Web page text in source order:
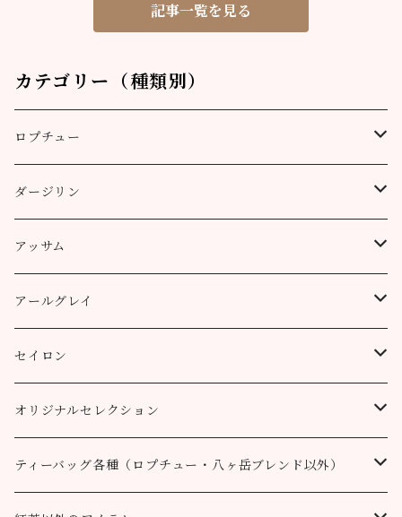
記事一覧を見る
カテゴリー（種類別）
ロプチュー
缶（リーフ）
ティーバッグ
3個
10個
アルミ袋（リーフ）
100g
200g
ティーポット用ティーバッグ
ダージリン
プッタボン茶園
50g
100g
ハッピーバレー茶園
50g
100g
キャッスルトン茶園
50g
100g
ロヒーニ茶園
50g
100g
アッサム
リーフ
100g
200g
CTC
100g
200g
アールグレイ
アールグレイ
100g
200g
アールグレイ・オリジナルブレンド
100g
200g
セイロン
ウバ
100g
200g
ルフナ
オリジナルセレクション
八ヶ岳ブレンド
ティーバッグ各種（ロプチュー・八ヶ岳ブレンド以外）